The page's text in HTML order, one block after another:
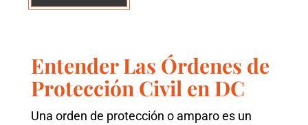
Entender Las Órdenes de
Protección Civil en DC
Una orden de protección o amparo es un